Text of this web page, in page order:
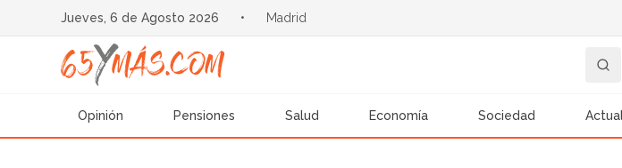
Jueves, 6 de Agosto 2026 • Madrid
Opinión Pensiones Salud Economía Sociedad